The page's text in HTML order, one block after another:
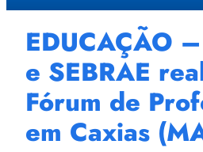
a
EDUCAÇÃO
e SEBRAE
Fórum de
em Caxias